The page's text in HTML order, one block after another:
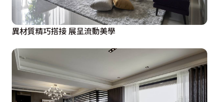
異材質精巧搭接 展呈流動美學